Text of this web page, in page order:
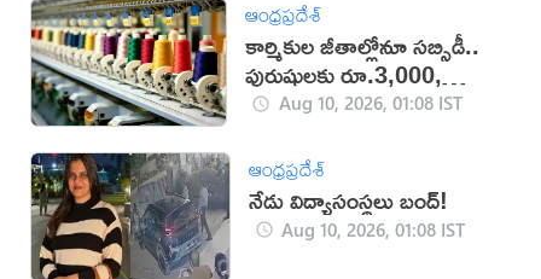
ఆంధ్రప్రదేశ్
కార్మికుల జీతాల్లోనూ సబ్సిడీ..
పురుషులకు రూ.3,000,
మహిళలకు రూ.3,500
Aug 10, 2026, 01:08 IST
ఆంధ్రప్రదేశ్
నేడు విద్యాసంస్థలు బంద్!
Aug 10, 2026, 01:08 IST